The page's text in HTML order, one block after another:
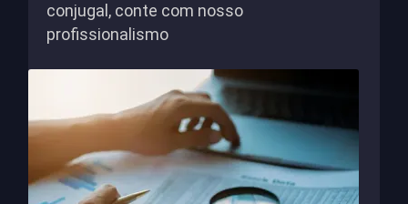
conjugal, conte com nosso
profissionalismo